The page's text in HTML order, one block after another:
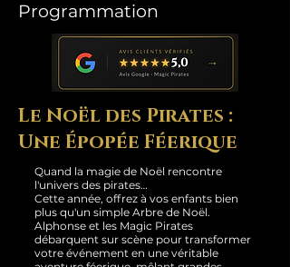
Programmation
Le Noël des Pirates :
Une Épopée Féerique
Quand la magie de Noël rencontre
l'univers des pirates…
Cette année, offrez à vos enfants bien
plus qu'un simple Arbre de Noël.
Alphonse et les Magic Pirates
débarquent sur scène pour transformer
votre événement en une véritable